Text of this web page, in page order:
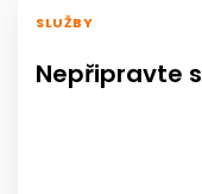
SLUŽBY
Nepřipravte